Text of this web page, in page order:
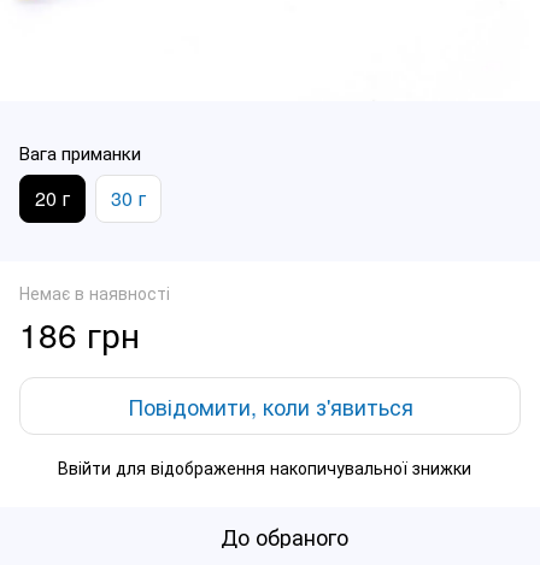
Вага приманки
20 г 30 г
Немає в наявності
186 грн
Повідомити, коли з'явиться
Ввійти для відображення накопичувальної знижки
До обраного